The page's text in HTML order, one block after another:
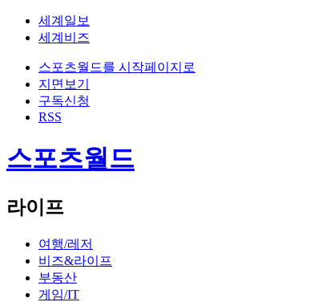
세계일보
세계비즈
스포츠월드를 시작페이지로
지면보기
구독신청
RSS
스포츠월드
라이프
여행/레저
비즈&라이프
부동산
게임/IT